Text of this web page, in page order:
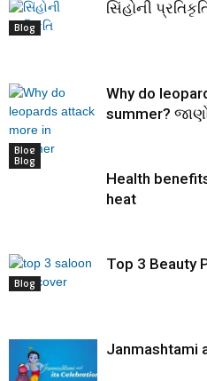
Blog
સિંહોની
Blog
Why do
summer?
Blog
Health
heat
Blog
Top 3 Beauty
Janmashtami